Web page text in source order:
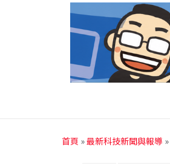
首頁 »最新科技新聞與報導 »